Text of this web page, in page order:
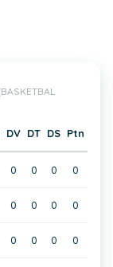
DV DT DS Ptn
0 0 0 0
0 0 0 0
0 0 0 0